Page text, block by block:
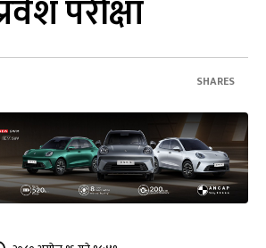
परीक्षा
SHARES